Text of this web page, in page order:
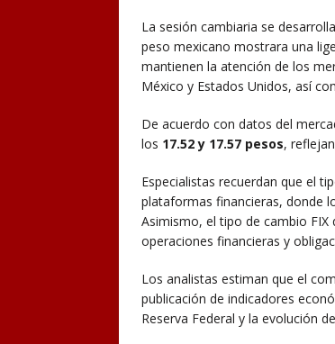
La sesión cambiaria se
peso mexicano mostrara una
mantienen la atención de los
México y Estados Unidos, así
De acuerdo con datos del
los 17.52 y 17.57 pesos,
Especialistas recuerdan que el
plataformas financieras, donde
Asimismo, el tipo de cambio
operaciones financieras y
Los analistas estiman que el
publicación de indicadores
Reserva Federal y la evolución